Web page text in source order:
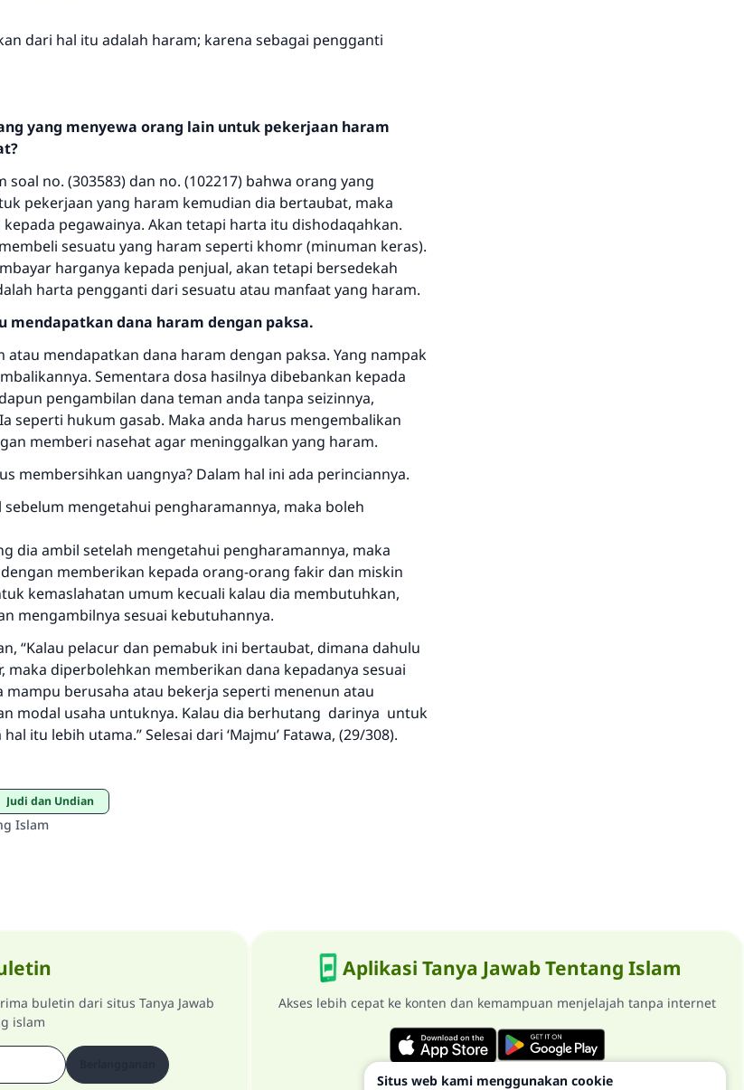
dari hal itu adalah haram; karena sebagai pengganti
yang menyewa orang lain untuk pekerjaan haram
soal no. (303583) dan no. (102217) bahwa orang yang
pekerjaan yang haram kemudian dia bertaubat, maka
pegawainya. Akan tetapi harta itu dishodaqahkan.
sesuatu yang haram seperti khomr (minuman keras).
harganya kepada penjual, akan tetapi bersedekah
harta pengganti dari sesuatu atau manfaat yang haram.
mendapatkan dana haram dengan paksa.
atau mendapatkan dana haram dengan paksa. Yang nampak
Sementara dosa hasilnya dibebankan kepada
pengambilan dana teman anda tanpa seizinnya,
seperti hukum gasab. Maka anda harus mengembalikan
memberi nasehat agar meninggalkan yang haram.
membersihkan uangnya? Dalam hal ini ada perinciannya.
sebelum mengetahui pengharamannya, maka boleh
dia ambil setelah mengetahui pengharamannya, maka
memberikan kepada orang-orang fakir dan miskin
kemaslahatan umum kecuali kalau dia membutuhkan,
mengambilnya sesuai kebutuhannya.
“Kalau pelacur dan pemabuk ini bertaubat, dimana dahulu
maka diperbolehkan memberikan dana kepadanya sesuai
mampu berusaha atau bekerja seperti menenun atau
modal usaha untuknya. Kalau dia berhutang darinya untuk
itu lebih utama.” Selesai dari ‘Majmu’ Fatawa, (29/308).
Judi dan Undian
Islam
buletin dari situs Tanya Jawab
islam
Aplikasi Tanya Jawab Tentang Islam
Akses lebih cepat ke konten dan kemampuan menjelajah tanpa internet
Situs web kami menggunakan cookie